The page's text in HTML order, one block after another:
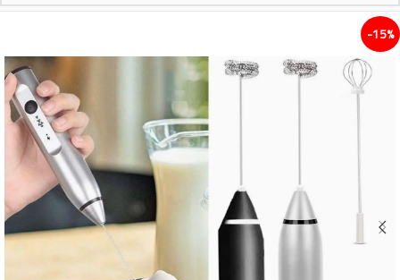
15%-